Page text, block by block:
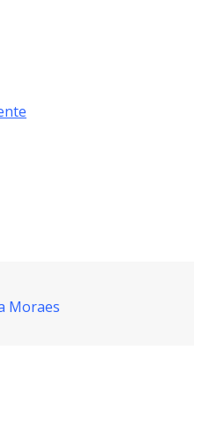
Moraes